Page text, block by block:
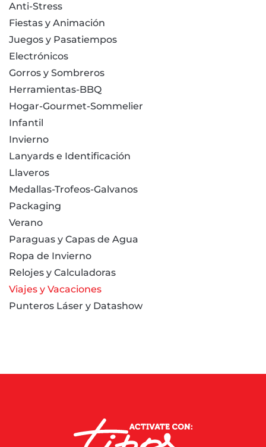
Anti-Stress
Fiestas y Animación
Juegos y Pasatiempos
Electrónicos
Gorros y Sombreros
Herramientas-BBQ
Hogar-Gourmet-Sommelier
Infantil
Invierno
Lanyards e Identificación
Llaveros
Medallas-Trofeos-Galvanos
Packaging
Verano
Paraguas y Capas de Agua
Ropa de Invierno
Relojes y Calculadoras
Viajes y Vacaciones
Punteros Láser y Datashow